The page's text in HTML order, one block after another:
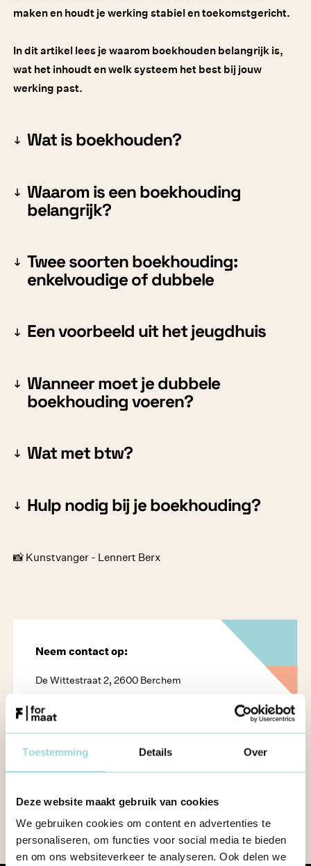
Toestemming Details Over
Deze website maakt gebruik van cookies
We gebruiken cookies om content en advertenties te
personaliseren, om functies voor social media te bieden
en om ons websiteverkeer te analyseren. Ook delen we
maken en houdt je werking stabiel en toekomstgericht.
In dit artikel lees je waarom boekhouden belangrijk is,
wat het inhoudt en welk systeem het best bij jouw
werking past.
Wat is boekhouden?
Waarom is een boekhouding
belangrijk?
Twee soorten boekhouding:
enkelvoudige of dubbele
Een voorbeeld uit het jeugdhuis
Wanneer moet je dubbele
boekhouding voeren?
Wat met btw?
Hulp nodig bij je boekhouding?
📸 Kunstvanger - Lennert Berx
Neem contact op:
De Wittestraat 2, 2600 Berchem
03 226 40 83